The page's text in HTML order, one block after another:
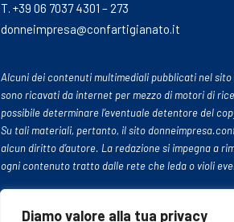
Diamo valore alla tua privacy
T. +39 06 7037 4301 – 273
donneimpresa@confartigianato.it
Alcuni dei contenuti multimediali pubblicati nel sito
sono ricavati da internet per mezzo di motori di
possibile determinare l’eventuale detentore del
Su tali materiali, pertanto, il sito
alcun diritto d’autore. La redazione si impegna a
ogni contenuto tratto dalle rete che leda o violi